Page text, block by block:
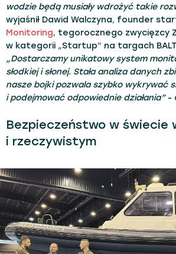
wodzie będą musiały wdrożyć takie
wyjaśnił Dawid Walczyna, founder
Monitoring, tegorocznego zwycięzcy
w kategorii „Startup” na targach
„Dostarczamy unikatowy system
słodkiej i słonej. Stała analiza danych
nasze bojki pozwala szybko wykrywać
i podejmować odpowiednie działania”-
Bezpieczeństwo w świecie
i rzeczywistym